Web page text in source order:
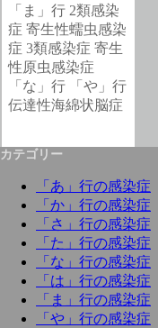
「ま」行 2類感染
症 寄生性蠕虫感染
症 3類感染症 寄生
性原虫感染症
「な」行
「や」行
伝達性海綿状脳症
カテゴリー
「あ」行の感染症
「か」行の感染症
「さ」行の感染症
「た」行の感染症
「な」行の感染症
「は」行の感染症
「ま」行の感染症
「や」行の感染症